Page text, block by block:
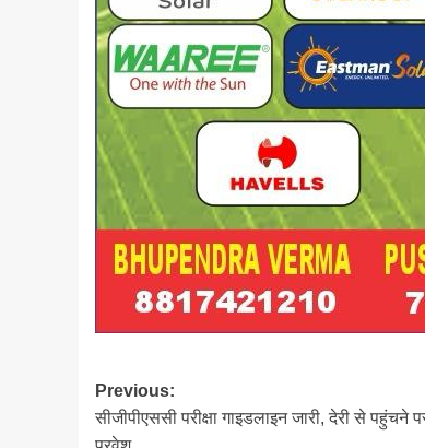
Post
navigation
Previous:
सीजीपीएससी परीक्षा गाइडलाइन जारी, देरी से पहुंचने